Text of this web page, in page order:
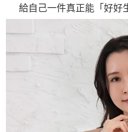
給自己一件真正能「好好